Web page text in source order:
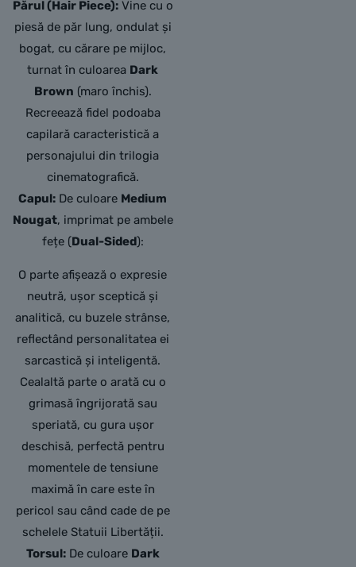
Părul (Hair Piece):Vine cu o
piesă de păr lung, ondulat și
bogat, cu cărare pe mijloc,
turnat în culoarea Dark
Brown (maro închis).
Recreează fidel podoaba
capilară caracteristică a
personajului din trilogia
cinematografică.
Capul: De culoare Medium
Nougat, imprimat pe ambele
fețe (Dual-Sided):
O parte afișează o expresie
neutră, ușor sceptică și
analitică, cu buzele strânse,
reflectând personalitatea ei
sarcastică și inteligentă.
Cealaltă parte o arată cu o
grimasă îngrijorată sau
speriată, cu gura ușor
deschisă, perfectă pentru
momentele de tensiune
maximă în care este în
pericol sau când cade de pe
schelele Statuii Libertății.
Torsul:De culoare Dark